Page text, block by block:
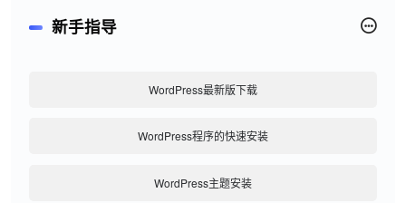
新手指导
WordPress最新版下载
WordPress程序的快速安装
WordPress主题安装